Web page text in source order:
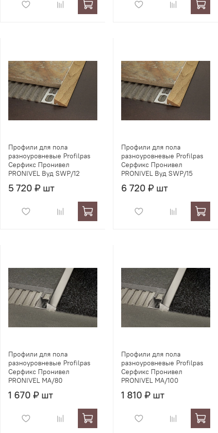
Профили для пола
разноуровневые Profilpas
Серфикс Пронивел
PRONIVEL Вуд SWP/12
5 720 ₽ шт
Профили для пола
разноуровневые Profilpas
Серфикс Пронивел
PRONIVEL Вуд SWP/15
6 720 ₽ шт
Профили для пола
разноуровневые Profilpas
Серфикс Пронивел
PRONIVEL MA/80
1 670 ₽ шт
Профили для пола
разноуровневые Profilpas
Серфикс Пронивел
PRONIVEL MA/100
1 810 ₽ шт